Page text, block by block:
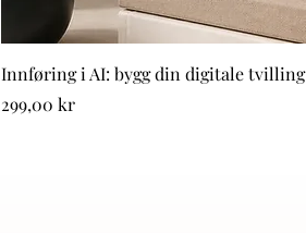
Innføring i AI: bygg din digitale tvilling
Pris
299,00 kr